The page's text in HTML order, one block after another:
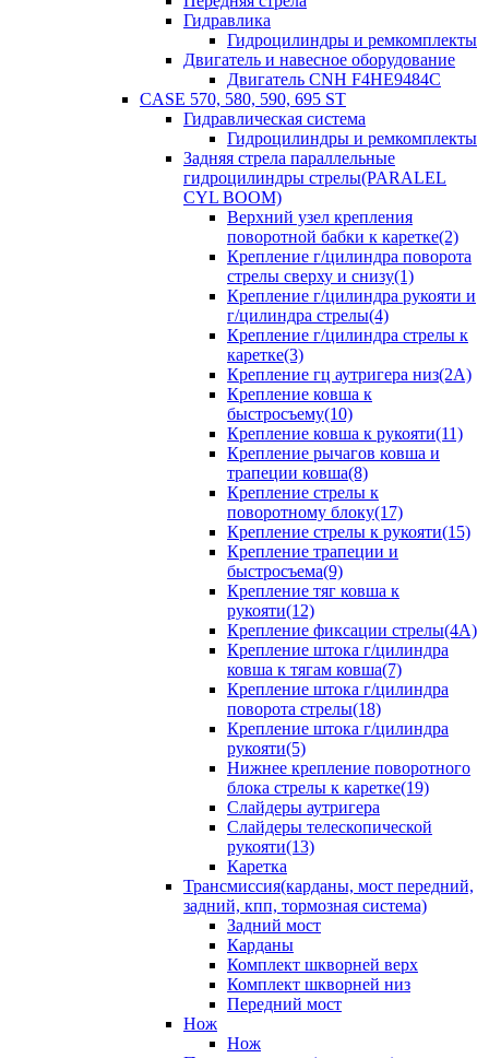
Гидравлика
Гидроцилиндры и ремкомплекты
Двигатель и навесное оборудование
Двигатель CNH F4HE9484C
CASE 570, 580, 590, 695 ST
Гидравлическая система
Гидроцилиндры и ремкомплекты
Задняя стрела параллельные
гидроцилиндры стрелы(PARALEL
CYL BOOM)
Верхний узел крепления
поворотной бабки к каретке(2)
Крепление г/цилиндра поворота
стрелы сверху и снизу(1)
Крепление г/цилиндра рукояти и
г/цилиндра стрелы(4)
Крепление г/цилиндра стрелы к
каретке(3)
Крепление гц аутригера низ(2А)
Крепление ковша к
быстросъему(10)
Крепление ковша к рукояти(11)
Крепление рычагов ковша и
трапеции ковша(8)
Крепление стрелы к
поворотному блоку(17)
Крепление стрелы к рукояти(15)
Крепление трапеции и
быстросъема(9)
Крепление тяг ковша к
рукояти(12)
Крепление фиксации стрелы(4A)
Крепление штока г/цилиндра
ковша к тягам ковша(7)
Крепление штока г/цилиндра
поворота стрелы(18)
Крепление штока г/цилиндра
рукояти(5)
Нижнее крепление поворотного
блока стрелы к каретке(19)
Слайдеры аутригера
Слайдеры телескопической
рукояти(13)
Каретка
Трансмиссия(карданы, мост передний,
задний, кпп, тормозная система)
Задний мост
Карданы
Комплект шкворней верх
Комплект шкворней низ
Передний мост
Нож
Нож